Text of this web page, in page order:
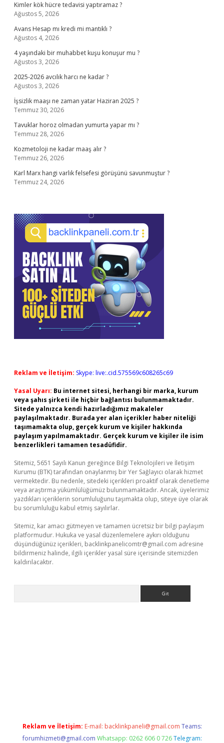
Kimler kök hücre tedavisi yaptıramaz ?
Ağustos 5, 2026
Avans Hesap mı kredi mi mantıklı ?
Ağustos 4, 2026
4 yaşındaki bir muhabbet kuşu konuşur mu ?
Ağustos 3, 2026
2025-2026 avcılık harcı ne kadar ?
Ağustos 3, 2026
İşsizlik maaşı ne zaman yatar Haziran 2025 ?
Temmuz 30, 2026
Tavuklar horoz olmadan yumurta yapar mı ?
Temmuz 28, 2026
Kozmetoloji ne kadar maaş alır ?
Temmuz 26, 2026
Karl Marx hangi varlık felsefesi görüşünü savunmuştur ?
Temmuz 24, 2026
Reklam ve İletişim: Skype: live:.cid.575569c608265c69
Yasal Uyarı: Bu internet sitesi, herhangi bir marka, kurum
veya şahıs şirketi ile hiçbir bağlantısı bulunmamaktadır.
Sitede yalnızca kendi hazırladığımız makaleler
paylaşılmaktadır. Burada yer alan içerikler haber niteliği
taşımamakta olup, gerçek kurum ve kişiler hakkında
paylaşım yapılmamaktadır. Gerçek kurum ve kişiler ile isim
benzerlikleri tamamen tesadüfidir.
Sitemiz, 5651 Sayılı Kanun gereğince Bilgi Teknolojileri ve İletişim
Kurumu (BTK) tarafından onaylanmış bir Yer Sağlayıcı olarak hizmet
vermektedir. Bu nedenle, sitedeki içerikleri proaktif olarak denetleme
veya araştırma yükümlülüğümüz bulunmamaktadır. Ancak, üyelerimiz
yazdıkları içeriklerin sorumluluğunu taşımakta olup, siteye üye olarak
bu sorumluluğu kabul etmiş sayılırlar.
Sitemiz, kar amacı gütmeyen ve tamamen ücretsiz bir bilgi paylaşım
platformudur. Hukuka ve yasal düzenlemelere aykırı olduğunu
düşündüğünüz içerikleri, backlinkpanelicomtr@gmail.com adresine
bildirmeniz halinde, ilgili içerikler yasal süre içerisinde sitemizden
kaldırılacaktır.
Reklam ve İletişim: E-mail: backlinkpaneli@gmail.com Teams:
forumhizmeti@gmail.com Whatsapp: 0262 606 0 726 Telegram: